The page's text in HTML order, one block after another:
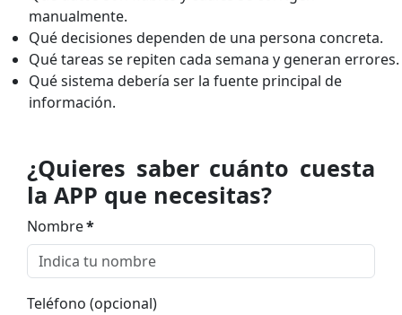
manualmente.
Qué decisiones dependen de una persona concreta.
Qué tareas se repiten cada semana y generan errores.
Qué sistema debería ser la fuente principal de
información.
¿Quieres saber cuánto cuesta
la APP que necesitas?
Nombre*
Teléfono (opcional)